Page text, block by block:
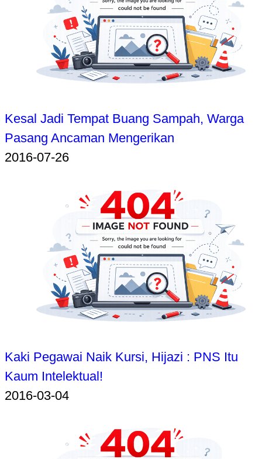
Kesal Jadi Tempat Buang Sampah, Warga
Pasang Ancaman Mengerikan
2016-07-26
Kaki Pegawai Naik Kursi, Hijazi : PNS Itu
Kaum Intelektual!
2016-03-04